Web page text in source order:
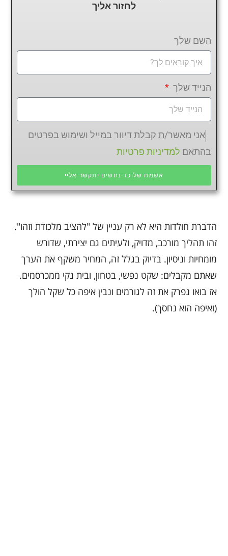
לחזוראליך
השם שלך
הנייד שלך
אני מאשר/ת קבלת דיוור במייל ושימוש בפרטים
בהתאם למדיניות פרטיות
אשמח שלוכד נחשים יתקשר אליי
הדברת חולדות היא לא רק עניין של "להציב מלכודת וזהו".
זהו תהליך מורכב, מדויק, ולעיתים גם יצירתי, שדורש
מומחיות וניסיון. בדיוק בגלל זה, המחיר משקף את הערך
שאתם מקבלים: שקט נפשי, בטחון, ובית נקי ממכרסמים.
אז בואו נפרק את זה לגורמים ונבין איפה כל שקל הולך
(ואיפה הוא נחסך).